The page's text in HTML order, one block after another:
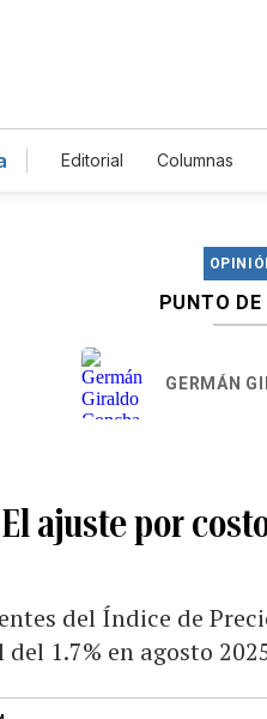
Editorial Columnas
PUNTO
GERMÁN
El ajuste por
del Índice de
del 1.7% en agosto